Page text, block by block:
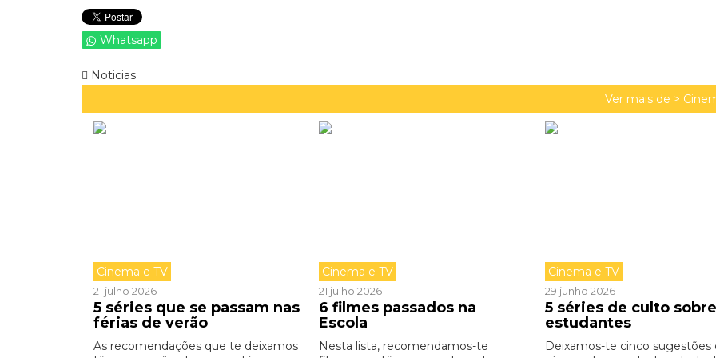
Whatsapp
Noticias
Ver mais de >
Cinema e TV
21 julho 2026
5 séries que se passam nas
férias de verão
As recomendações que te deixamos
Cinema e TV
21 julho 2026
6 filmes passados na
Escola
Nesta lista, recomendamos-te
Cinema e TV
29 junho 2026
5 séries de culto sobre
estudantes
Deixamos-te cinco sugestões